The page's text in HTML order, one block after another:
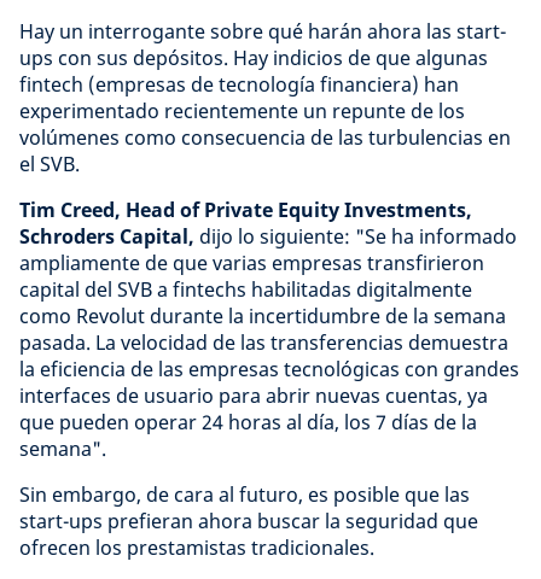
Hay un interrogante sobre qué harán ahora las start-
ups con sus depósitos. Hay indicios de que algunas
fintech (empresas de tecnología financiera) han
experimentado recientemente un repunte de los
volúmenes como consecuencia de las turbulencias en
el SVB.
Tim Creed, Head of Private Equity Investments,
Schroders Capital, dijo lo siguiente: "Se ha informado
ampliamente de que varias empresas transfirieron
capital del SVB a fintechs habilitadas digitalmente
como Revolut durante la incertidumbre de la semana
pasada. La velocidad de las transferencias demuestra
la eficiencia de las empresas tecnológicas con grandes
interfaces de usuario para abrir nuevas cuentas, ya
que pueden operar 24 horas al día, los 7 días de la
semana".
Sin embargo, de cara al futuro, es posible que las
start-ups prefieran ahora buscar la seguridad que
ofrecen los prestamistas tradicionales.